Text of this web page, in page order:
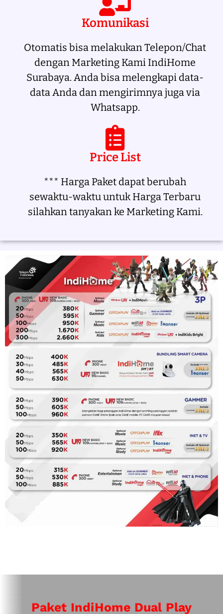
Komunikasi
Otomatis bisa melakukan Telepon/Chat
dengan Marketing Kami IndiHome
Surabaya. Anda bisa melengkapi data-
data Anda dan mengirimnya juga via
Whatsapp.
Price List
*** Harga Paket dapat berubah
sewaktu-waktu untuk Harga Terbaru
silahkan tanyakan ke Marketing Kami.
Paket IndiHome Dual Play